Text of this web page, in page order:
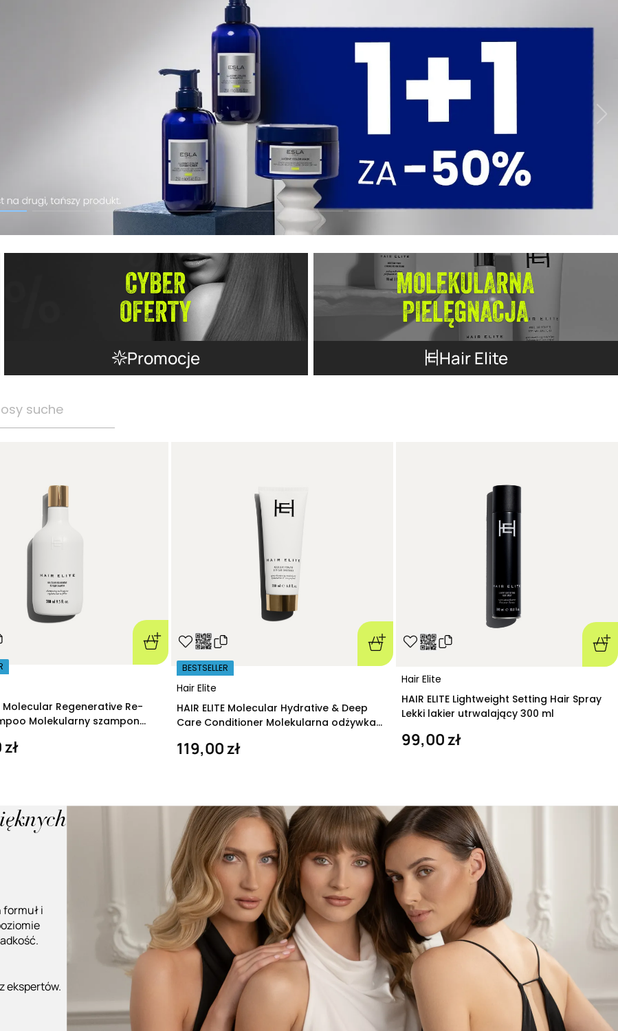
Promocje Hair Elite
suche
Molecular Regenerative Re-
Molekularny szampon
Hair Elite
BESTSELLER
HAIR ELITE Molecular Hydrative & Deep
Care Conditioner Molekularna odżywka
119,00 zł
Hair Elite
HAIR ELITE Lightweight Setting Hair Spray
Lekki lakier utrwalający 300 ml
99,00 zł
i
ekspertów.